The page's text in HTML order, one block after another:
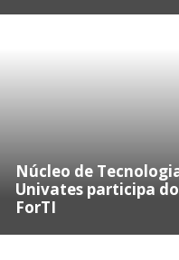
Núcleo de
Univates participa
ForTI